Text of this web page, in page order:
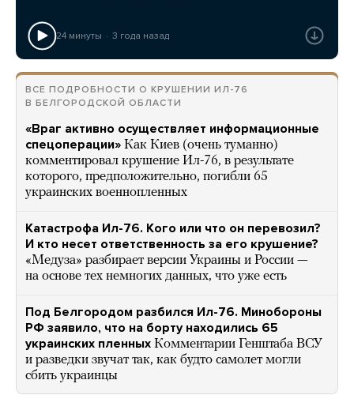
24 минуты 3 года назад
ВСЕ ПОДРОБНОСТИ О КРУШЕНИИ ИЛ-76
В БЕЛГОРОДСКОЙ ОБЛАСТИ
«Враг активно осуществляет информационные
спецоперации» Как Киев (очень туманно)
комментировал крушение Ил-76, в результате
которого, предположительно, погибли 65
украинских военнопленных
Катастрофа Ил-76. Кого или что он перевозил?
И кто несет ответственность за его крушение?
«Медуза» разбирает версии Украины и России —
на основе тех немногих данных, что уже есть
Под Белгородом разбился Ил-76. Минобороны
РФ заявило, что на борту находились 65
украинских пленных Комментарии Генштаба ВСУ
и разведки звучат так, как будто самолет могли
сбить украинцы